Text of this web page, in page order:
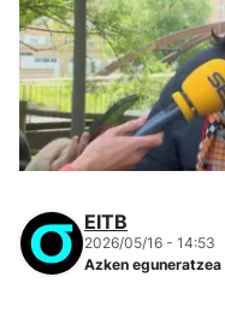
EITB
2026/05/16 - 14:53
Azken eguneratzea